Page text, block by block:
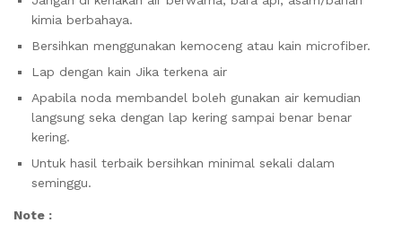
kimia berbahaya.
Bersihkan menggunakan kemoceng atau kain microfiber.
Lap dengan kain Jika terkena air
Apabila noda membandel boleh gunakan air kemudian
langsung seka dengan lap kering sampai benar benar
kering.
Untuk hasil terbaik bersihkan minimal sekali dalam
seminggu.
Note :